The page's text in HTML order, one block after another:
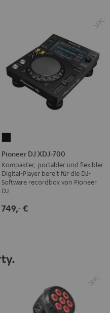
XDJ-
700
Schwarz
Pioneer DJ XDJ-700
Kompakter, portabler und flexibler
Digital-Player bereit für die DJ-
Software recordbox von Pioneer
DJ
749,‐ €